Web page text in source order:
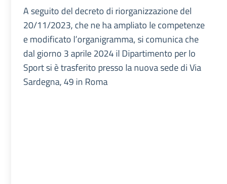
A seguito del decreto di riorganizzazione del
20/11/2023, che ne ha ampliato le competenze
e modificato l’organigramma, si comunica che
dal giorno 3 aprile 2024 il Dipartimento per lo
Sport si è trasferito presso la nuova sede di Via
Sardegna, 49 in Roma